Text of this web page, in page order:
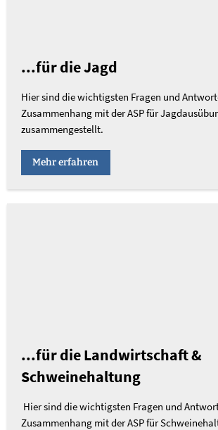
...für die Jagd
Hier sind die wichtigsten Fragen und
Zusammenhang mit der ASP für
zusammengestellt.
Mehr erfahren
...für die Landwirtschaft &
Schweinehaltung
Hier sind die wichtigsten Fragen und
Zusammenhang mit der ASP für